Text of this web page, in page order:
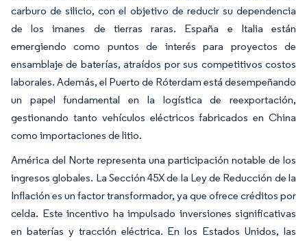
carburo de silicio, con el objetivo de reducir su dependencia
de los imanes de tierras raras. España e Italia están
emergiendo como puntos de interés para proyectos de
ensamblaje de baterías, atraídos por sus competitivos costos
laborales. Además, el Puerto de Róterdam está desempeñando
un papel fundamental en la logística de reexportación,
gestionando tanto vehículos eléctricos fabricados en China
como importaciones de litio.
América del Norte representa una participación notable de los
ingresos globales. La Sección 45X de la Ley de Reducción de la
Inflación es un factor transformador, ya que ofrece créditos por
celda. Este incentivo ha impulsado inversiones significativas
en baterías y tracción eléctrica. En los Estados Unidos, las